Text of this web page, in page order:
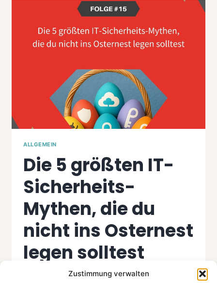
Zustimmung verwalten
ALLGEMEIN
Die 5 größten IT-
Sicherheits-
Mythen, die du
nicht ins Osternest
legen solltest
April 19, 2025